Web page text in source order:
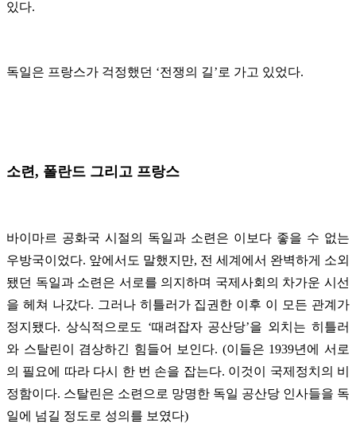
있다.
독일은 프랑스가 걱정했던 ‘전쟁의 길’로 가고 있었다.
소련, 폴란드 그리고 프랑스
바이마르 공화국 시절의 독일과 소련은 이보다 좋을 수 없는
우방국이었다. 앞에서도 말했지만, 전 세계에서 완벽하게 소외
됐던 독일과 소련은 서로를 의지하며 국제사회의 차가운 시선
을 헤쳐 나갔다. 그러나 히틀러가 집권한 이후 이 모든 관계가
정지됐다. 상식적으로도 ‘때려잡자 공산당’을 외치는 히틀러
와 스탈린이 겸상하긴 힘들어 보인다. (이들은 1939년에 서로
의 필요에 따라 다시 한 번 손을 잡는다. 이것이 국제정치의 비
정함이다. 스탈린은 소련으로 망명한 독일 공산당 인사들을 독
일에 넘길 정도로 성의를 보였다)